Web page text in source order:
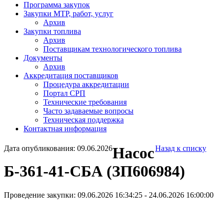
Программа закупок
Закупки МТР, работ, услуг
Архив
Закупки топлива
Архив
Поставщикам технологического топлива
Документы
Архив
Аккредитация поставщиков
Процедура аккредитации
Портал СРП
Технические требования
Часто задаваемые вопросы
Техническая поддержка
Контактная информация
Дата опубликования: 09.06.2026 Назад к списку
Насос
Б-361-41-СБА (ЗП606984)
Проведение закупки: 09.06.2026 16:34:25 - 24.06.2026 16:00:00